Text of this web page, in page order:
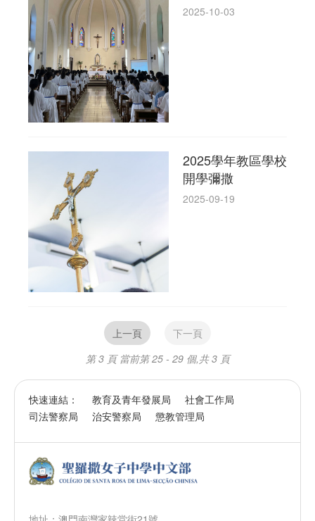
2025-10-03
2025學年教區學校
開學彌撒
2025-09-19
上一頁
下一頁
第 3 頁 當前第 25 - 29 個,共 3 頁
快速連結： 教育及青年發展局
社會工作局
司法警察局
治安警察局 懲教管理局